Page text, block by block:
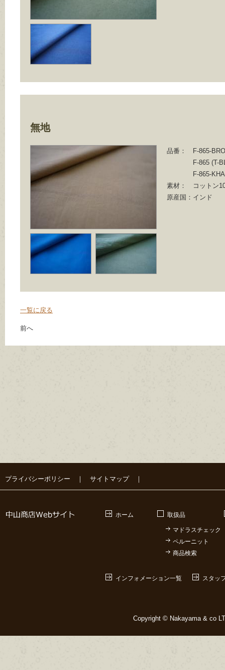
無地
品番：
F-865-
F-865 (T-
F-865-
素材：
コットン
原産国： インド
一覧に戻る
前へ
プライバシーポリシー ｜ サイトマップ｜
ホーム 取扱品
マドラスチェック
ペルーニット
商品検索
インフォメーション一覧 スタッ
Copyright © Nakayama & co